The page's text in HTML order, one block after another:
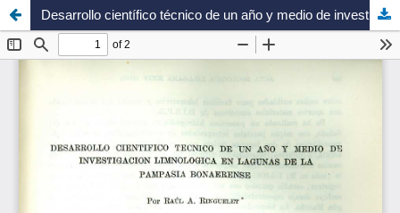
Desarrollo científico técnico de un año y medio de investigación limnológica en lagunas de la pampasia bonaerense